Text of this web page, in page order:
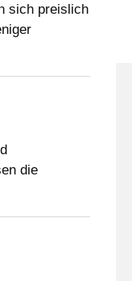
sich preislich
die